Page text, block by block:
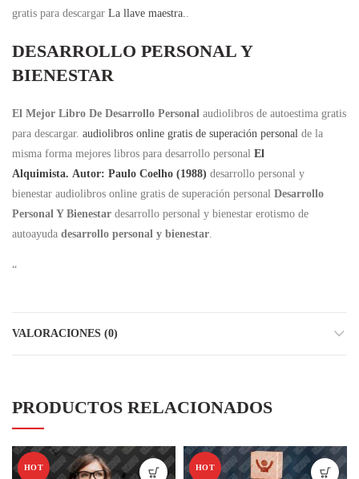
gratis para descargar La llave maestra..
DESARROLLO PERSONAL Y
BIENESTAR
El Mejor Libro De Desarrollo Personal audiolibros de autoestima gratis
para descargar. audiolibros online gratis de superación personal de la
misma forma mejores libros para desarrollo personal El
Alquimista. Autor: Paulo Coelho (1988) desarrollo personal y
bienestar audiolibros online gratis de superación personal Desarrollo
Personal Y Bienestar desarrollo personal y bienestar erotismo de
autoayuda desarrollo personal y bienestar.
“
VALORACIONES (0)
PRODUCTOS RELACIONADOS
HOT HOT